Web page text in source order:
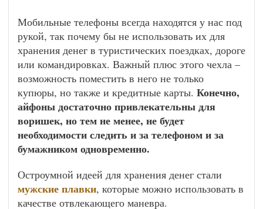
Мобильные телефоны всегда находятся у нас под
рукой, так почему бы не использовать их для
хранения денег в туристических поездках, дороге
или командировках. Важный плюс этого чехла –
возможность поместить в него не только
купюры, но также и кредитные карты. Конечно,
айфоны достаточно привлекательны для
воришек, но тем не менее, не будет
необходимости следить и за телефоном и за
бумажником одновременно.
Остроумной идеей для хранения денег стали
мужские плавки, которые можно использовать в
качестве отвлекающего маневра.